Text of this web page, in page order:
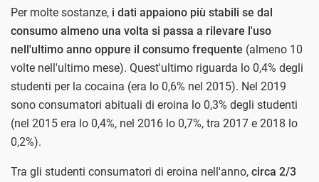
Per molte sostanze, i dati appaiono più stabili se dal
consumo almeno una volta si passa a rilevare l'uso
nell'ultimo anno oppure il consumo frequente (almeno 10
volte nell'ultimo mese). Quest'ultimo riguarda lo 0,4% degli
studenti per la cocaina (era lo 0,6% nel 2015). Nel 2019
sono consumatori abituali di eroina lo 0,3% degli studenti
(nel 2015 era lo 0,4%, nel 2016 lo 0,7%, tra 2017 e 2018 lo
0,2%).
Tra gli studenti consumatori di eroina nell'anno, circa 2/3